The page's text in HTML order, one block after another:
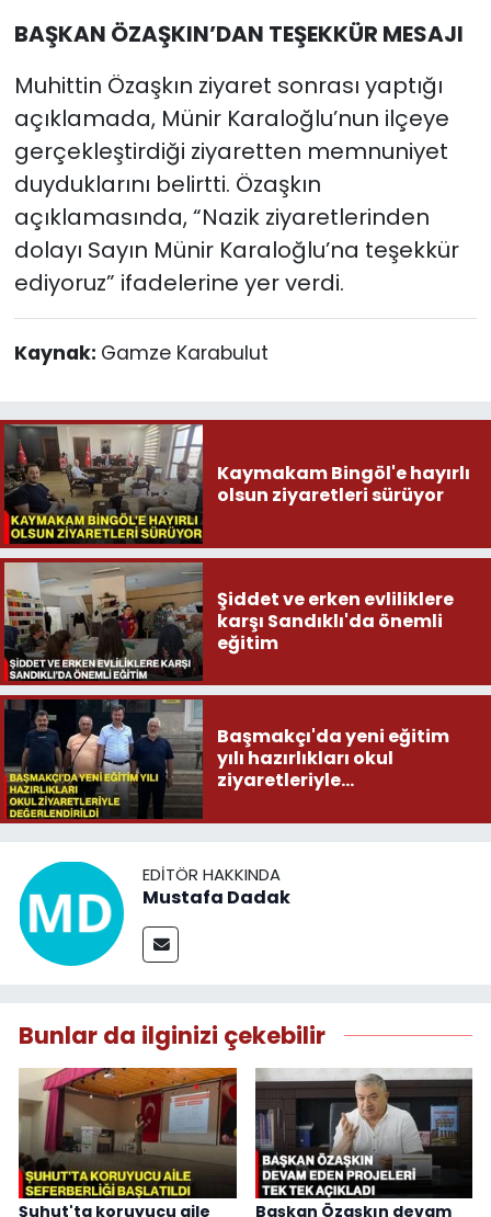
BAŞKAN ÖZAŞKIN’DAN TEŞEKKÜR MESAJI
Muhittin Özaşkın ziyaret sonrası yaptığı
açıklamada, Münir Karaloğlu’nun ilçeye
gerçekleştirdiği ziyaretten memnuniyet
duyduklarını belirtti. Özaşkın
açıklamasında, “Nazik ziyaretlerinden
dolayı Sayın Münir Karaloğlu’na teşekkür
ediyoruz” ifadelerine yer verdi.
Kaynak: Gamze Karabulut
Kaymakam Bingöl'e hayırlı
olsun ziyaretleri sürüyor
Şiddet ve erken evliliklere
karşı Sandıklı'da önemli
eğitim
Başmakçı'da yeni eğitim
yılı hazırlıkları okul
ziyaretleriyle
EDITÖR HAKKINDA
Mustafa Dadak
Bunlar da ilginizi çekebilir
Şuhut'ta koruyucu aile Başkan Özaşkın devam